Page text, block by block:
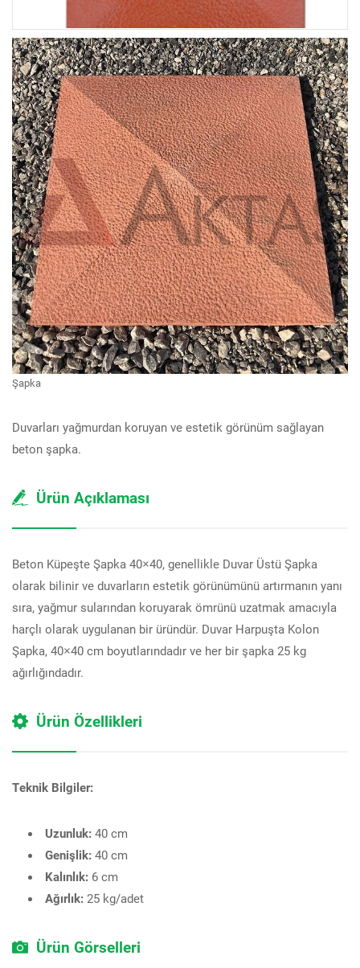
Şapka
Duvarları yağmurdan koruyan ve estetik görünüm sağlayan
beton şapka.
Ürün Açıklaması
Beton Küpeşte Şapka 40×40, genellikle Duvar Üstü Şapka
olarak bilinir ve duvarların estetik görünümünü artırmanın yanı
sıra, yağmur sularından koruyarak ömrünü uzatmak amacıyla
harçlı olarak uygulanan bir üründür. Duvar Harpuşta Kolon
Şapka, 40×40 cm boyutlarındadır ve her bir şapka 25 kg
ağırlığındadır.
Ürün Özellikleri
Teknik Bilgiler:
Uzunluk: 40 cm
Genişlik: 40 cm
Kalınlık: 6 cm
Ağırlık: 25 kg/adet
Ürün Görselleri